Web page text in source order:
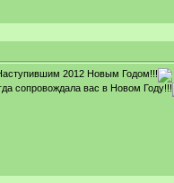
2012 Новым Годом!!!
сопровождала вас в Новом Году!!!